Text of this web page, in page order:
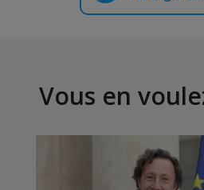
Vous en